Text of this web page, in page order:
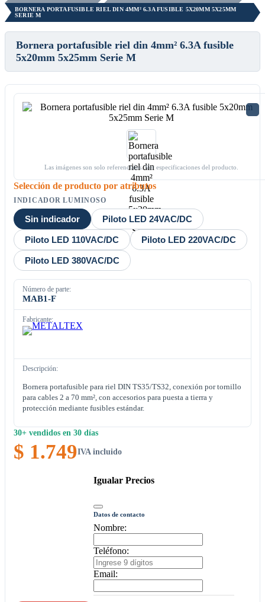
BORNERA PORTAFUSIBLE RIEL DIN 4MM² 6.3A FUSIBLE 5X20MM 5X25MM
SERIE M
Bornera portafusible riel din 4mm² 6.3A fusible
5x20mm 5x25mm Serie M
Las imágenes son solo referenciales. Ver especificaciones del producto.
Selección de producto por atributos
INDICADOR LUMINOSO
Sin indicador Piloto LED 24VAC/DC
Piloto LED 110VAC/DC Piloto LED 220VAC/DC
Piloto LED 380VAC/DC
Número de parte:
MAB1-F
Fabricante:
Descripción:
Bornera portafusible para riel DIN TS35/TS32, conexión por tornillo
para cables 2 a 70 mm², con accesorios para puesta a tierra y
protección mediante fusibles estándar.
30+ vendidos en 30 días
$ 1.749IVA incluido
Igualar Precios
Datos de contacto
Nombre:
Teléfono:
Email: